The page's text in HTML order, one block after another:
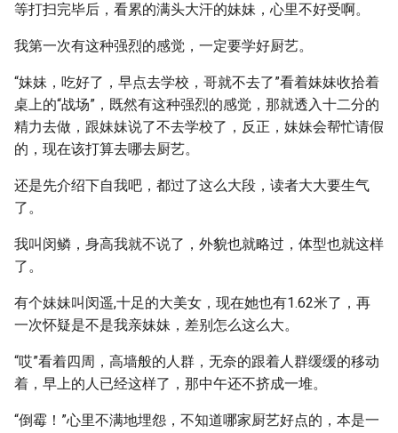
等打扫完毕后，看累的满头大汗的妹妹，心里不好受啊。
我第一次有这种强烈的感觉，一定要学好厨艺。
“妹妹，吃好了，早点去学校，哥就不去了”看着妹妹收拾着
桌上的“战场”，既然有这种强烈的感觉，那就透入十二分的
精力去做，跟妹妹说了不去学校了，反正，妹妹会帮忙请假
的，现在该打算去哪去厨艺。
还是先介绍下自我吧，都过了这么大段，读者大大要生气
了。
我叫闵鳞，身高我就不说了，外貌也就略过，体型也就这样
了。
有个妹妹叫闵遥,十足的大美女，现在她也有1.62米了，再
一次怀疑是不是我亲妹妹，差别怎么这么大。
“哎”看着四周，高墙般的人群，无奈的跟着人群缓缓的移动
着，早上的人已经这样了，那中午还不挤成一堆。
“倒霉！”心里不满地埋怨，不知道哪家厨艺好点的，本是一